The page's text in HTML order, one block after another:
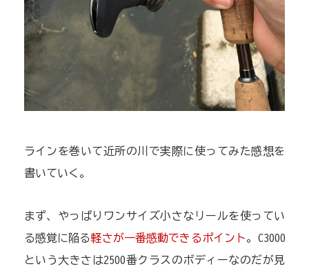
ラインを巻いて近所の川で実際に使ってみた感想を
書いていく。
まず、やっぱりワンサイズ小さなリールを使ってい
る感覚に陥る軽さが一番感動できるポイント。C3000
という大きさは2500番クラスのボディーなのだが見